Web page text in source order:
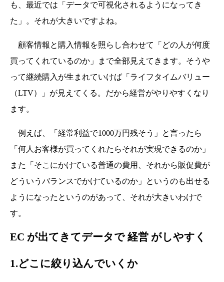
も、最近では「データで可視化されるようになってき
た」。それが大きいですよね。
顧客情報と購入情報を照らし合わせて「どの人が何度
買ってくれているのか」まで全部見えてきます。そうや
って継続購入が生まれていけば「ライフタイムバリュー
（LTV）」が見えてくる。だから経営がやりやすくなり
ます。
例えば、「経常利益で1000万円残そう」と言ったら
「何人お客様が買ってくれたらそれが実現できるのか」
また「そこにかけている普通の費用、それから販促費が
どういうバランスでかけているのか」というのも出せる
ようになったというのがあって、それが大きいわけで
す。
EC が出てきてデータで 経営 がしやすく
1.どこに絞り込んでいくか